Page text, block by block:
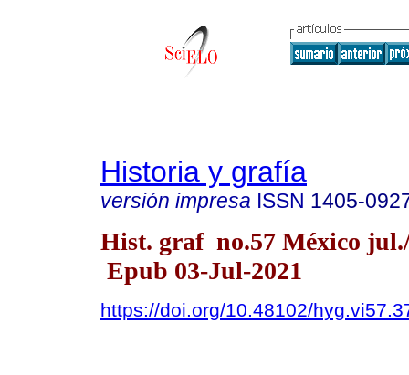
Historia y grafía
versión impresa ISSN 1405-
Hist. graf no.57 México
Epub 03-Jul-2021
https://doi.org/10.48102/